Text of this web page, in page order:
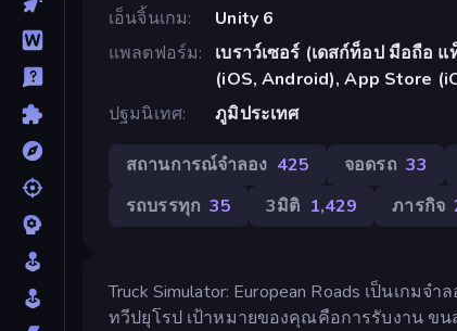
เอ็นจิ้นเกม
Unity 6
แพลตฟอร์ม
เบราว์เซอร์ (เดสก์ท็อป มือถือ
(iOS, Android), App Store
ปฐมนิเทศ
ภูมิประเทศ
สถานการณ์จำลอง 425 จอดรถ 33
รถบรรทุก 35 3มิติ 1,429 ภารกิจ
Truck Simulator: European Roads เป็นเก
ทวีปยุโรป เป้าหมายของคุณคือการรับงาน ข